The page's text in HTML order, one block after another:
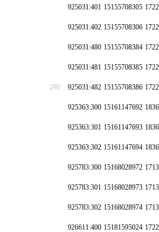
925031:401 15155708305 1722
925031:402 15155708306 1722
925031:480 15155708384 1722
925031:481 15155708385 1722
290 925031:482 15155708386 1722
925363:300 15161147692 1836
925363:301 15161147693 1836
925363:302 15161147694 1836
925783:300 15168028972 1713
925783:301 15168028973 1713
925783:302 15168028974 1713
926611:400 15181595024 1722